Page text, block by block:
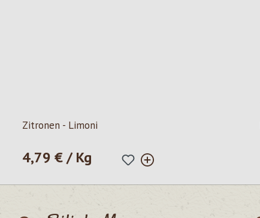
Zitronen - Limoni
Regulärer Preis:
4,79 € / Kg